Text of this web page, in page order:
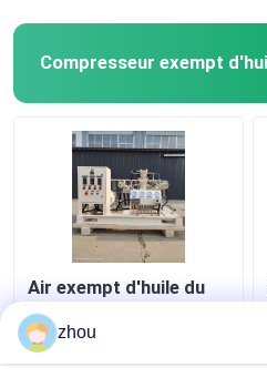
Air exempt d'huile du
compresseur 150bar
de propulseur de
l'oxygène 7.5KW
zhou